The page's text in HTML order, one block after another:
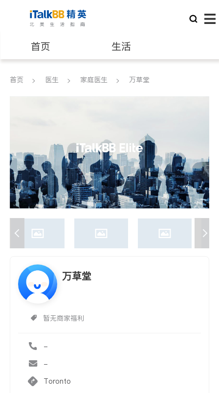
首页 生活
医生 律师
会计师
建筑装修
首页 医生 家庭医生 万草堂
万草堂
暂无商家福利
-
-
Toronto